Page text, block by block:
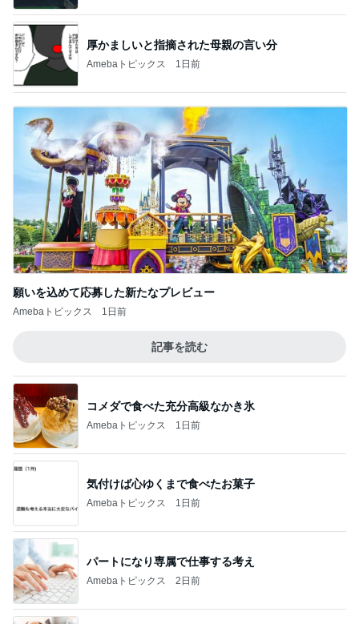
厚かましいと指摘された母親の言い分
Amebaトピックス 1日前
願いを込めて応募した新たなプレビュー
Amebaトピックス 1日前
記事を読む
コメダで食べた充分高級なかき氷
Amebaトピックス 1日前
気付けば心ゆくまで食べたお菓子
Amebaトピックス 1日前
パートになり専属で仕事する考え
Amebaトピックス 2日前